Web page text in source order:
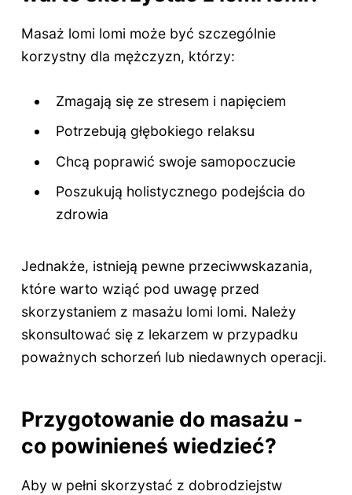
Masaż lomi lomi może być szczególnie
korzystny dla mężczyzn, którzy:
Zmagają się ze stresem i napięciem
Potrzebują głębokiego relaksu
Chcą poprawić swoje samopoczucie
Poszukują holistycznego podejścia do
zdrowia
Jednakże, istnieją pewne przeciwwskazania,
które warto wziąć pod uwagę przed
skorzystaniem z masażu lomi lomi. Należy
skonsultować się z lekarzem w przypadku
poważnych schorzeń lub niedawnych operacji.
Przygotowanie do masażu -
co powinieneś wiedzieć?
Aby w pełni skorzystać z dobrodziejstw